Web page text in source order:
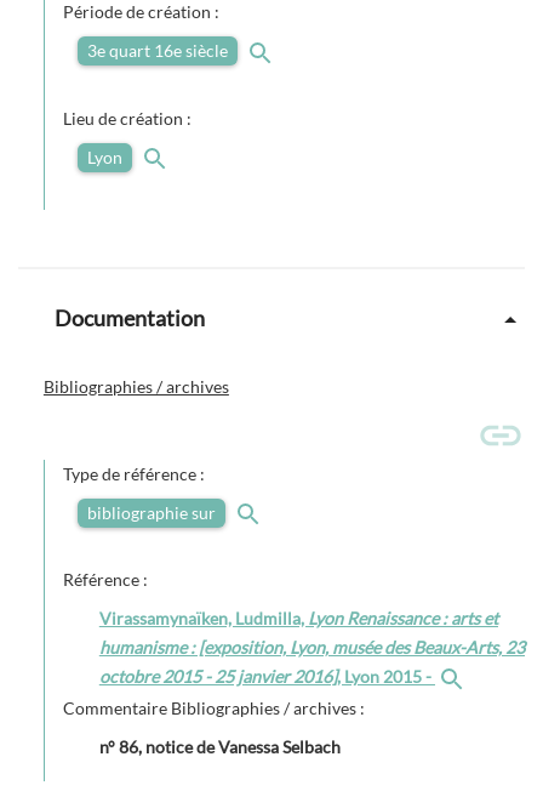
Période de création :
3e quart 16e siècle
Lieu de création :
Lyon
Documentation
Bibliographies / archives
Type de référence :
bibliographie sur
Référence :
Virassamynaïken, Ludmilla, Lyon Renaissance : arts et
humanisme : [exposition, Lyon, musée des Beaux-Arts, 23
octobre 2015 - 25 janvier 2016], Lyon 2015 -
Commentaire Bibliographies / archives :
n° 86, notice de Vanessa Selbach